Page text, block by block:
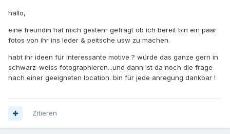
hallo,
eine freundin hat mich gestenr gefragt ob ich bereit bin ein paar
fotos von ihr ins leder & peitsche usw zu machen.
habt ihr ideen für interessante motive ? würde das ganze gern in
schwarz-weiss fotographieren...und dann ist da noch die frage
nach einer geeigneten location. bin für jede anregung dankbar !
Zitieren